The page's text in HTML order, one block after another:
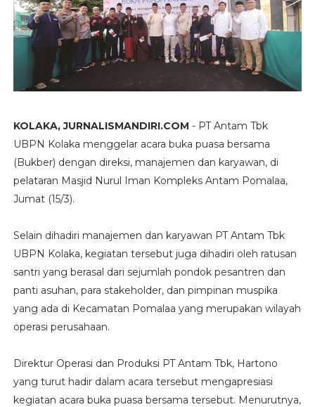
KOLAKA, JURNALISMANDIRI.COM - PT Antam Tbk
UBPN Kolaka menggelar acara buka puasa bersama
(Bukber) dengan direksi, manajemen dan karyawan, di
pelataran Masjid Nurul Iman Kompleks Antam Pomalaa,
Jumat (15/3).
Selain dihadiri manajemen dan karyawan PT Antam Tbk
UBPN Kolaka, kegiatan tersebut juga dihadiri oleh ratusan
santri yang berasal dari sejumlah pondok pesantren dan
panti asuhan, para stakeholder, dan pimpinan muspika
yang ada di Kecamatan Pomalaa yang merupakan wilayah
operasi perusahaan.
Direktur Operasi dan Produksi PT Antam Tbk, Hartono
yang turut hadir dalam acara tersebut mengapresiasi
kegiatan acara buka puasa bersama tersebut. Menurutnya,